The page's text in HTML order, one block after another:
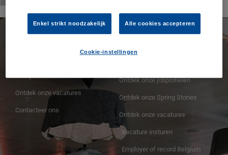
Ontdek onze vacatures
Contacteer ons
Ontdek onze jobprofielen
Ontdek onze Spring Stories
Ontdek onze vacatures
Vacature insturen
Employer of record Belgium
Enkel strikt noodzakelijk Alle cookies accepteren
Cookie-instellingen